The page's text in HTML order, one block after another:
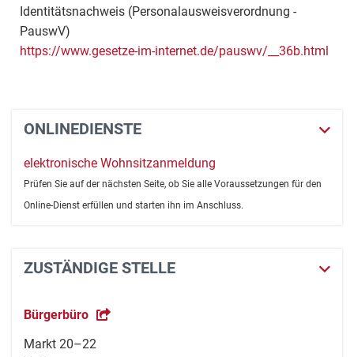
Identitätsnachweis (Personalausweisverordnung -
PauswV)
https://www.gesetze-im-internet.de/pauswv/__36b.html
ONLINEDIENSTE
elektronische Wohnsitzanmeldung
Prüfen Sie auf der nächsten Seite, ob Sie alle Voraussetzungen für den
Online-Dienst erfüllen und starten ihn im Anschluss.
ZUSTÄNDIGE STELLE
Bürgerbüro
Markt 20–22